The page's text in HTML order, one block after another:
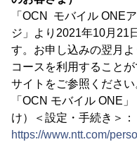
「OCN モバイル ONE
ジ」より2021年10月21
す。お申し込みの翌月
コースを利用すること
サイトをご参照ください
「OCN モバイル ONE
け）＜設定・手続き＞：
https://www.ntt.com/